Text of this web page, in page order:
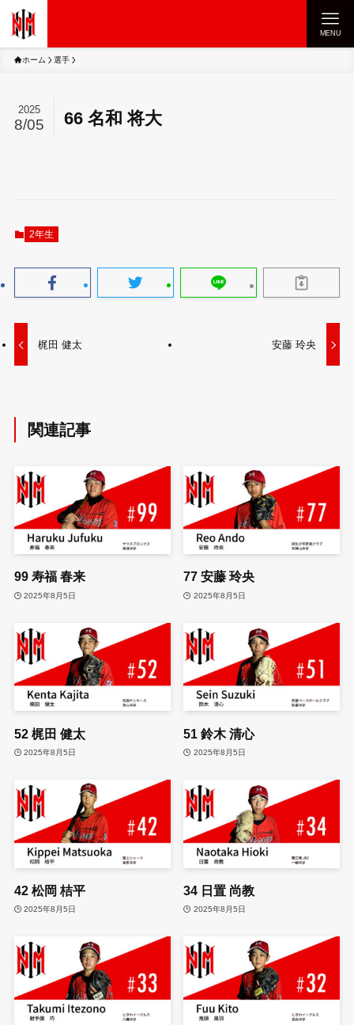
MENU
ホーム 選手
66 名和 将大
2025
8/05
2年生
梶田 健太 安藤 玲央
関連記事
99寿福 春来
2025年8月5日
77 安藤 玲央
2025年8月5日
52 梶田 健太
2025年8月5日
51 鈴木 清心
2025年8月5日
42松岡 桔平
2025年8月5日
34 日置 尚教
2025年8月5日